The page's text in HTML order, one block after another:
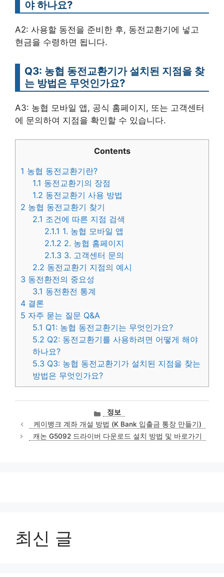
야 하나요?
A2: 사용할 동전을 준비한 후, 동전교환기에 넣고
현금을 수령하면 됩니다.
Q3: 농협 동전교환기가 설치된 지점을 찾
는 방법은 무엇인가요?
A3: 농협 모바일 앱, 공식 홈페이지, 또는 고객센터
에 문의하여 지점을 확인할 수 있습니다.
Contents
1 농협 동전교환기란?
1.1 동전교환기의 장점
1.2 동전교환기 사용 방법
2 농협 동전교환기 찾기
2.1 조건에 따른 지점 검색
2.1.1 1. 농협 모바일 앱
2.1.2 2. 농협 홈페이지
2.1.3 3. 고객센터 문의
2.2 동전교환기 지점의 예시
3 동전환전의 중요성
3.1 동전환전 통계
4 결론
5 자주 묻는 질문 Q&A
5.1 Q1: 농협 동전교환기는 무엇인가요?
5.2 Q2: 동전교환기를 사용하려면 어떻게 해야
하나요?
5.3 Q3: 농협 동전교환기가 설치된 지점을 찾는
방법은 무엇인가요?
카
테
고
리
정보
케이뱅크 계좌 개설 방법 (K Bank 입출금 통장 만들기)
캐논 G5092 드라이버 다운로드 설치 방법 및 바로가기
최신 글